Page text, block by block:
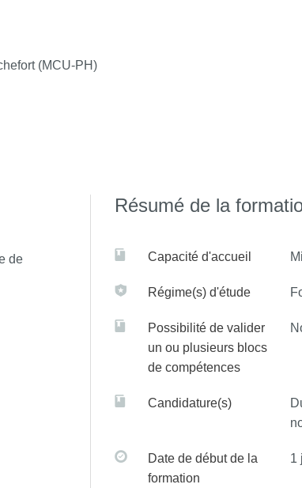
(MCU-PH)
de
Résumé de la
Capacité d'accueil
Régime(s) d'étude
Possibilité de valider
un ou plusieurs blocs
de compétences
Candidature(s)
Date de début de la
formation
1